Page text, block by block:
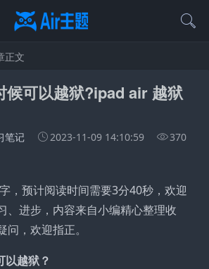
正文
候可以越狱?ipad air 越狱
笔记 2023-11-09 14:10:59
370
，预计阅读时间需要3分40秒，欢迎
、进步，内容来自小编精心整理收
，欢迎指正。
越狱？